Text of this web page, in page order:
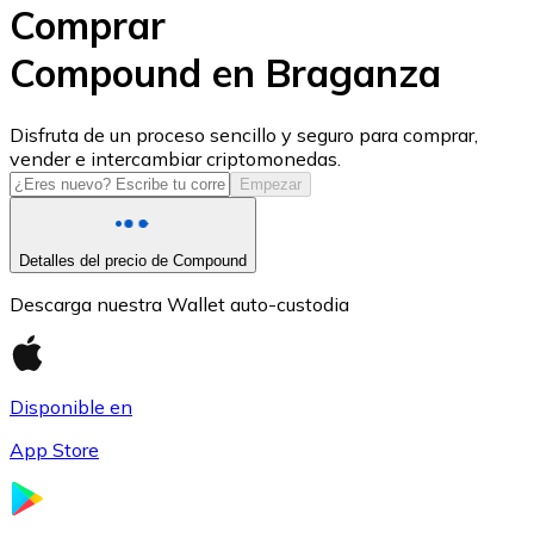
USD Coin
USDC
Comprar
Compound en Braganza
Disfruta de un proceso sencillo y seguro para comprar,
vender e intercambiar criptomonedas.
Empezar
Detalles del precio de Compound
Descarga nuestra Wallet auto-custodia
Disponible en
App Store